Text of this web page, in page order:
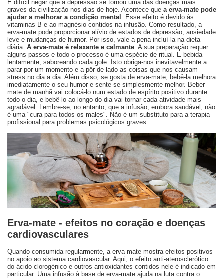
É difícil negar que a depressão se tornou uma das doenças mais
graves da civilização nos dias de hoje. Acontece que a erva-mate pode
ajudar a melhorar a condição mental
. Esse efeito é devido às
vitaminas B e ao magnésio contidos na infusão. Como resultado, a
erva-mate pode proporcionar alívio de estados de depressão, ansiedade
leve e mudanças de humor. Por isso, vale a pena incluí-la na dieta
diária. A erva-mate é relaxante e calmante . A sua preparação requer
alguns passos e todo o processo é uma espécie de ritual. É bebida
lentamente, saboreando cada gole. Isto obriga-nos inevitavelmente a
parar por um momento e a pôr de lado as coisas que nos causam
stress no dia a dia. Além disso, se gosta de erva-mate, bebê-la melhora
imediatamente o seu humor e sente-se simplesmente melhor. Beber
mate de manhã vai colocá-lo num estado de espírito positivo durante
todo o dia, e bebê-lo ao longo do dia vai tornar cada atividade mais
agradável. Lembre-se, no entanto, que a infusão, embora saudável, não
é uma "cura para todos os males". Não é um substituto para a terapia
profissional para problemas psicológicos graves.
Erva-mate - efeitos no coração e doenças
cardiovasculares
Quando consumida regularmente, a erva-mate mostra efeitos positivos
no apoio ao sistema cardiovascular. Aqui, o efeito anti-aterosclerótico
do ácido clorogénico e outros antioxidantes contidos nele é indicado em
particular. Uma infusão à base de erva-mate ajuda na luta contra o